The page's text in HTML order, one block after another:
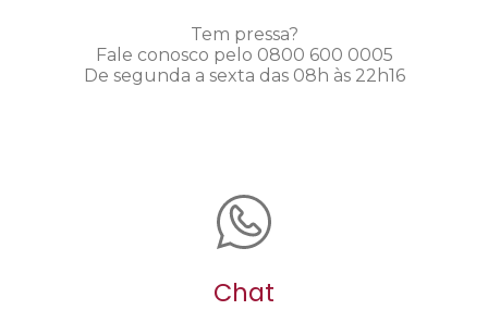
Tem pressa?
Fale conosco pelo 0800 600 0005
De segunda a sexta das 08h às 22h16
Chat